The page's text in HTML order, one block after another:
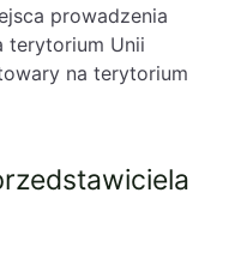
prowadzenia
terytorium Unii
na terytorium